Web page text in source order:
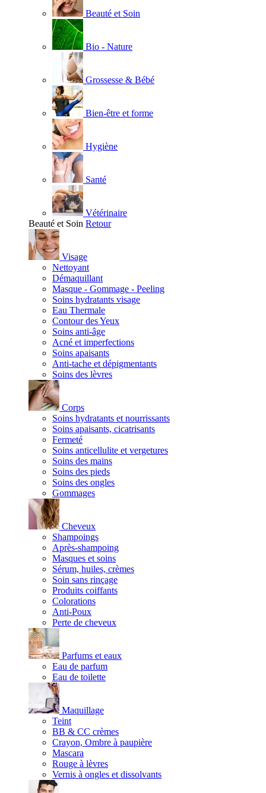
Beauté et Soin
Bio - Nature
Grossesse & Bébé
Bien-être et forme
Hygiène
Santé
Vétérinaire
Beauté et Soin Retour
Visage
Nettoyant
Démaquillant
Masque - Gommage - Peeling
Soins hydratants visage
Eau Thermale
Contour des Yeux
Soins anti-âge
Acné et imperfections
Soins apaisants
Anti-tache et dépigmentants
Soins des lèvres
Corps
Soins hydratants et nourrissants
Soins apaisants, cicatrisants
Fermeté
Soins anticellulite et vergetures
Soins des mains
Soins des pieds
Soins des ongles
Gommages
Cheveux
Shampoings
Après-shampoing
Masques et soins
Sérum, huiles, crèmes
Soin sans rinçage
Produits coiffants
Colorations
Anti-Poux
Perte de cheveux
Parfums et eaux
Eau de parfum
Eau de toilette
Maquillage
Teint
BB & CC crèmes
Crayon, Ombre à paupière
Mascara
Rouge à lèvres
Vernis à ongles et dissolvants